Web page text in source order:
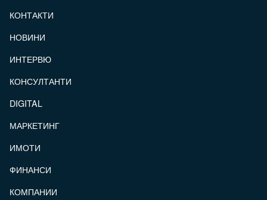
КОНТАКТИ
НОВИНИ
ИНТЕРВЮ
КОНСУЛТАНТИ
DIGITAL
МАРКЕТИНГ
ИМОТИ
ФИНАНСИ
КОМПАНИИ